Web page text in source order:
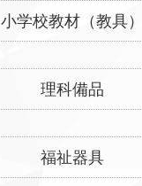
小学校教材（教具）
理科備品
福祉器具